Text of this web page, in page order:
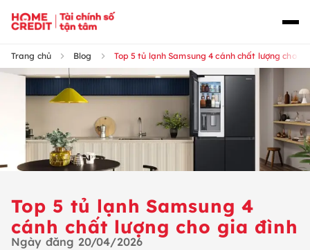
Trang chủ Blog Top 5 tủ lạnh Samsung 4 cánh chất lượng cho
Top 5 tủ lạnh Samsung 4
cánh chất lượng cho gia đình
Ngày đăng 20/04/2026